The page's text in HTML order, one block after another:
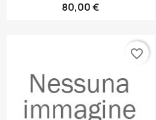
80,00 €
favorite_border